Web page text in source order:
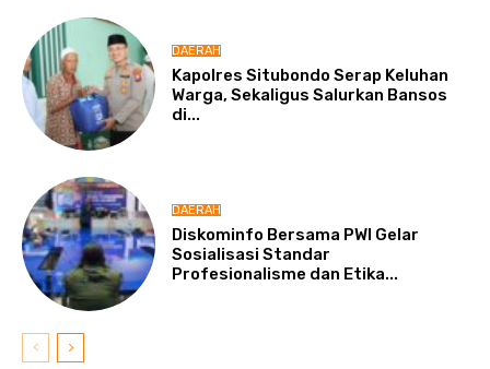
DAERAH
Kapolres Situbondo Serap Keluhan
Warga, Sekaligus Salurkan Bansos
di...
DAERAH
Diskominfo Bersama PWI Gelar
Sosialisasi Standar
Profesionalisme dan Etika...